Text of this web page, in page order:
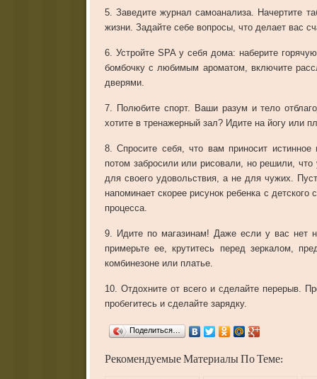
5. Заведите журнал самоанализа. Начертите
жизни. Задайте себе вопросы, что делает вас
6. Устройте SPA у себя дома: наберите
бомбочку с любимым ароматом, включите
дверями.
7. Полюбите спорт. Ваши разум и тело
хотите в тренажерный зал? Идите на йогу или
8. Спросите себя, что вам приносит
потом забросили или рисовали, но решили,
для своего удовольствия, а не для чужих.
напоминает скорее рисунок ребенка с
процесса.
9. Идите по магазинам! Даже если у вас нет
примерьте ее, крутитесь перед зеркалом,
комбинезоне или платье.
10. Отдохните от всего и сделайте перерыв.
пробегитесь и сделайте зарядку.
Поделиться…
Рекомендуемые Материалы По Теме: